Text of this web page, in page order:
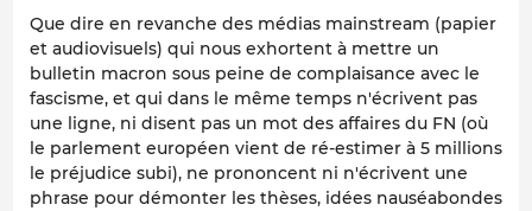
Que dire en revanche des médias mainstream (papier
et audiovisuels) qui nous exhortent à mettre un
bulletin macron sous peine de complaisance avec le
fascisme, et qui dans le même temps n'écrivent pas
une ligne, ni disent pas un mot des affaires du FN (où
le parlement européen vient de ré-estimer à 5 millions
le préjudice subi), ne prononcent ni n'écrivent une
phrase pour démonter les thèses, idées nauséabondes